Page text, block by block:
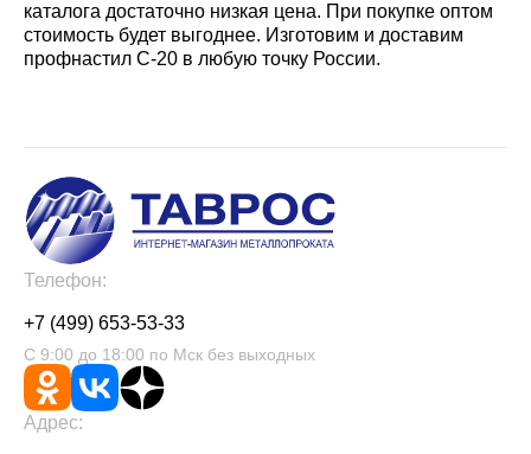
каталога достаточно низкая цена. При покупке оптом
стоимость будет выгоднее. Изготовим и доставим
профнастил С-20 в любую точку России.
Телефон:
+7 (499) 653-53-33
С 9:00 до 18:00 по Мск без выходных
Адрес: